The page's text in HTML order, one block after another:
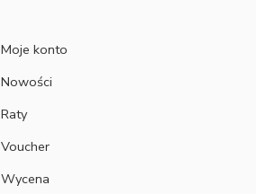
Moje konto
Nowości
Raty
Voucher
Wycena